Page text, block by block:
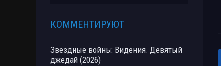
КОММЕНТИРУЮТ
Звездные войны: Видения. Девятый
джедай (2026)